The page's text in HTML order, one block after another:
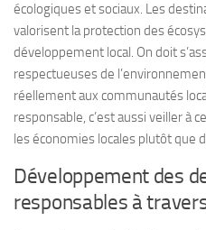
écologiques et sociaux. Les
valorisent la protection des
développement local. On doit
respectueuses de
réellement aux communautés
responsable, c’est aussi veiller à
les économies locales plutôt que
Développement des
responsables à